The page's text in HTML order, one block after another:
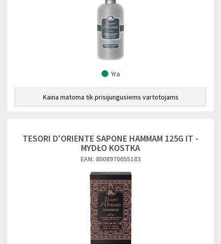
Yra
Kaina matoma tik prisijungusiems vartotojams
TESORI D'ORIENTE SAPONE HAMMAM 125G IT -
MYDŁO KOSTKA
EAN: 8008970055183